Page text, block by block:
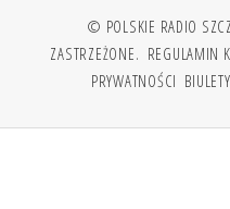
© POLSKIE RADIO
ZASTRZEŻONE. REGULAMIN
PRYWATNOŚCI